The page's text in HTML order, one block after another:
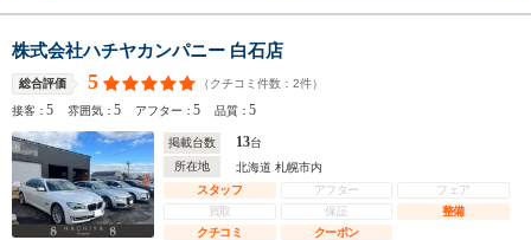
株式会社ハチヤカンパニー 白石店
総合評価 5 （クチコミ件数： 2件）
接客：5 雰囲気：5 アフター：5 品質：5
掲載台数 13台
所在地
北海道 札幌市内
スタッフ
アフター
フェア
買取
保証
整備
クチコミ
クーポン